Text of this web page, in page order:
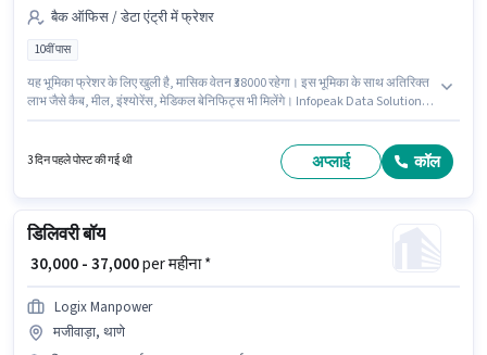
बैक ऑफिस / डेटा एंट्री में फ्रेशर
10वीं पास
यह भूमिका फ्रेशर के लिए खुली है, मासिक वेतन ₹38000 रहेगा। इस भूमिका के साथ अतिरिक्त
लाभ जैसे कैब, मील, इंश्योरेंस, मेडिकल बेनिफिट्स भी मिलेंगे। Infopeak Data Solutions
पास डिग्री/सर्टिफिकेट होना अनिवार्य है।
3 दिन पहले पोस्ट की गई थी अप्लाई कॉल
डिलिवरी बॉय
₹ 30,000 - 37,000per महीना *
Logix Manpower
मजीवाड़ा, थाणे